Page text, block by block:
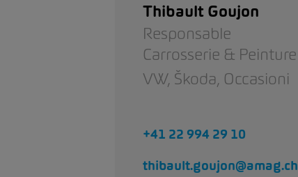
Thibault Goujon
Responsable
Carrosserie & Peinture
VW, Škoda, Occasioni
+41 22 994 29 10
thibault.goujon@amag.ch